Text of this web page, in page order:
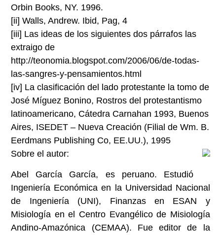
Orbin Books, NY. 1996.
[ii] Walls, Andrew. Ibid, Pag, 4
[iii] Las ideas de los siguientes dos párrafos las
extraigo de
http://teonomia.blogspot.com/2006/06/de-todas-
las-sangres-y-pensamientos.html
[iv] La clasificación del lado protestante la tomo de
José Míguez Bonino, Rostros del protestantismo
latinoamericano, Cátedra Carnahan 1993, Buenos
Aires, ISEDET – Nueva Creación (Filial de Wm. B.
Eerdmans Publishing Co, EE.UU.), 1995
Sobre el autor:
Abel García García, es peruano. Estudió
Ingeniería Económica en la Universidad Nacional
de Ingeniería (UNI), Finanzas en ESAN y
Misiología en el Centro Evangélico de Misiología
Andino-Amazónica (CEMAA). Fue editor de la